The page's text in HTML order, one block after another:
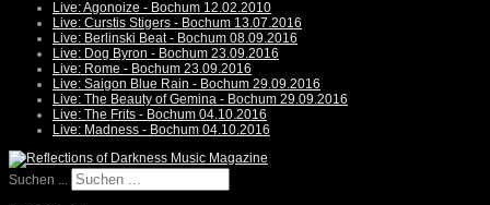
Live: Agonoize - Bochum 12.02.2010
Live: Curstis Stigers - Bochum 13.07.2016
Live: Berlinski Beat - Bochum 08.09.2016
Live: Dog Byron - Bochum 23.09.2016
Live: Rome - Bochum 23.09.2016
Live: Saigon Blue Rain - Bochum 29.09.2016
Live: The Beauty of Gemina - Bochum 29.09.2016
Live: The Frits - Bochum 04.10.2016
Live: Madness - Bochum 04.10.2016
Suchen ...